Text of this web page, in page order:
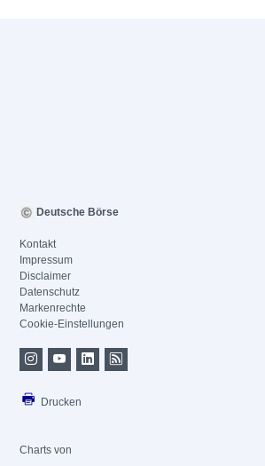
Deutsche Börse
Kontakt
Impressum
Disclaimer
Datenschutz
Markenrechte
Cookie-Einstellungen
Drucken
Charts von